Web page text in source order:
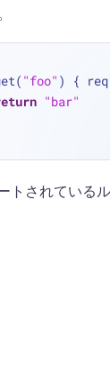
"foo" ) {
"bar"
トされている